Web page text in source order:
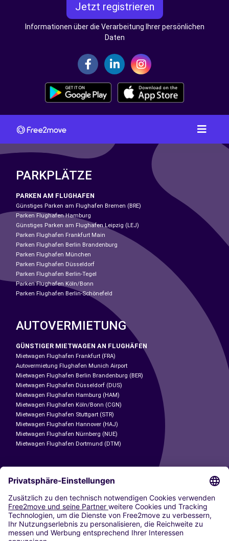
Jetzt registrieren
Informationen über die Verarbeitung Ihrer persönlichen
Daten
PARKPLÄTZE
PARKEN AM FLUGHAFEN
Günstiges Parken am Flughafen Bremen (BRE)
Parken Flughafen Hamburg
Günstiges Parken am Flughafen Leipzig (LEJ)
Parken Flughafen Frankfurt Main
Parken Flughafen Berlin Brandenburg
Parken Flughafen München
Parken Flughafen Düsseldorf
Parken Flughafen Berlin-Tegel
Parken Flughafen Köln/Bonn
Parken Flughafen Berlin-Schönefeld
AUTOVERMIETUNG
GÜNSTIGER MIETWAGEN AN FLUGHÄFEN
Mietwagen Flughafen Frankfurt (FRA)
Autovermietung Flughafen Munich Airport
Mietwagen Flughafen Berlin Brandenburg (BER)
Mietwagen Flughafen Düsseldorf (DUS)
Mietwagen Flughafen Hamburg (HAM)
Mietwagen Flughafen Köln/Bonn (CGN)
Mietwagen Flughafen Stuttgart (STR)
Mietwagen Flughafen Hannover (HAJ)
Mietwagen Flughafen Nürnberg (NUE)
Mietwagen Flughafen Dortmund (DTM)
CARSHARING
UNSERE STÄDTE
Paris
Madrid
Washington DC
Mailand